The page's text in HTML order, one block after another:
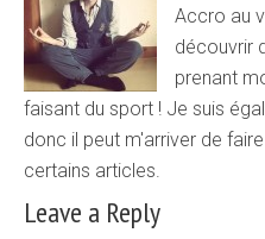
Accro au
découvrir
prenant
faisant du sport ! Je suis
donc il peut m'arriver de
certains articles.
Leave a Reply